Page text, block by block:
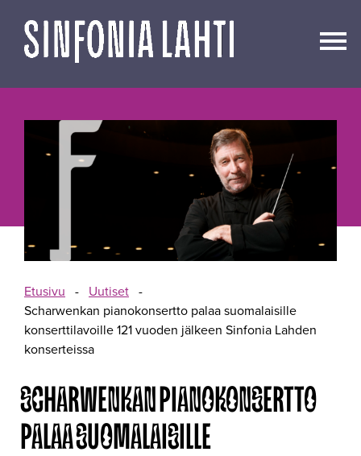
sisältöön
Etusivu - Uutiset -
Scharwenkan pianokonsertto palaa suomalaisille
konserttilavoille 121 vuoden jälkeen Sinfonia Lahden
konserteissa
SCHARWENKAN PIANOKONSERTTO
PALAA SUOMALAISILLE